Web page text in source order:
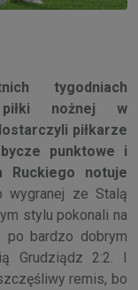
tygodniach
nożnej w
piłkarze
punktowe i
Ruckiego notuje
wygranej ze Stalą
stylu pokonali na
bardzo dobrym
Grudziądz 2:2. I
remis, bo